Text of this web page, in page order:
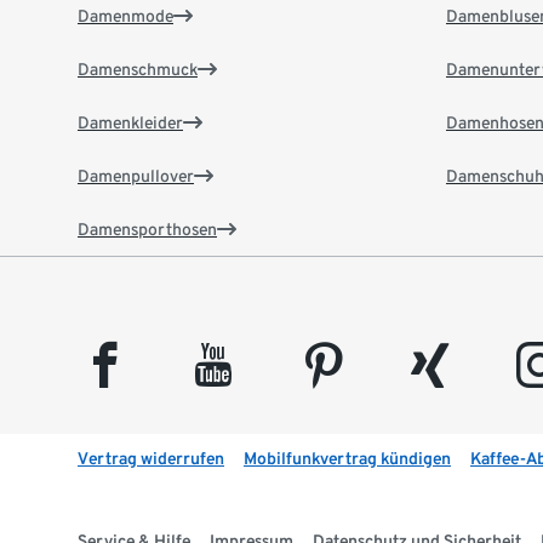
Damenmode
Damenschmuck
Damenkleider
Damenpullover
Damensporthosen
Damenhosen
facebook youtube pinterest xing
Vertrag widerrufen Mobilfunkvertrag kündigen Kaffee-